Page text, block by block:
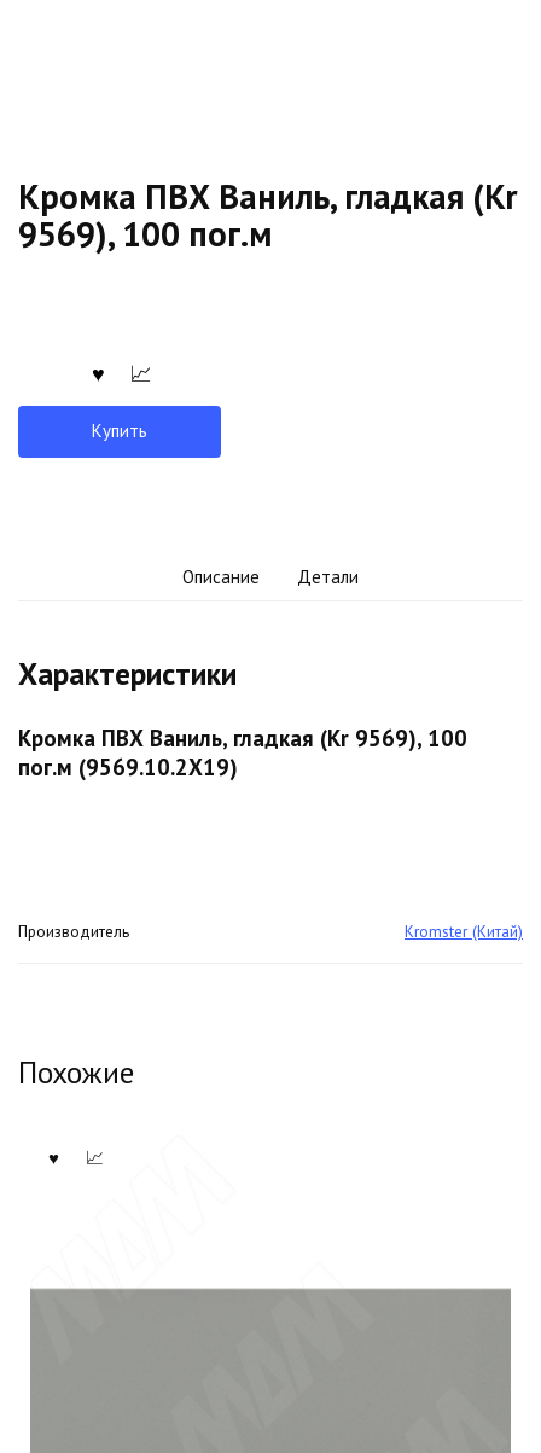
Кромка ПВХ Ваниль, гладкая (Kr
9569), 100 пог.м
Купить
Описание Детали
Характеристики
Кромка ПВХ Ваниль, гладкая (Kr 9569), 100
пог.м (9569.10.2X19)
Производитель Kromster (Китай)
Похожие